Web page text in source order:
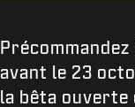
avant le 23
la bêta